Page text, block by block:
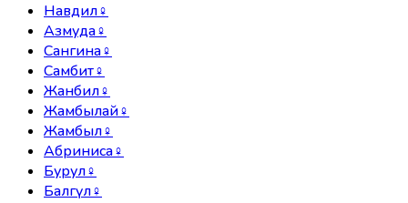
Навдил♀
Азмуда♀
Сангина♀
Самбит♀
Жанбил♀
Жамбылай♀
Жамбыл♀
Абриниса♀
Бурул♀
Балгүл♀